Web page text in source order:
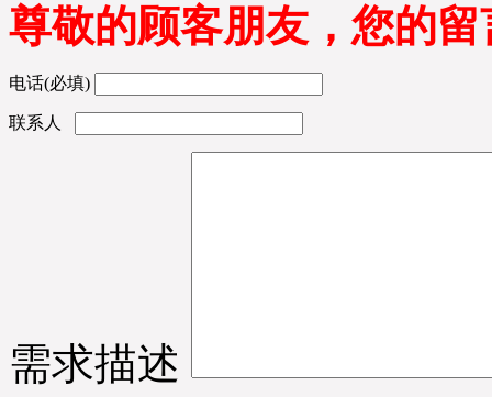
单号后将会在第一时间在
优凯官网以及发货查询系
细、便捷的全程服务；如
接拨打优凯发货部查询电
号：DB12018920-0087；请
您电话在未来3日保持畅通
及时查收货物；同时做好
尊敬的顾客朋友，您的
电话(必填)
联系人
需求描述